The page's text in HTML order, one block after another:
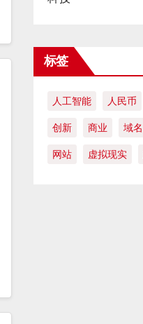
标签
人工智能 人民币
创新 商业 域名
网站 虚拟现实